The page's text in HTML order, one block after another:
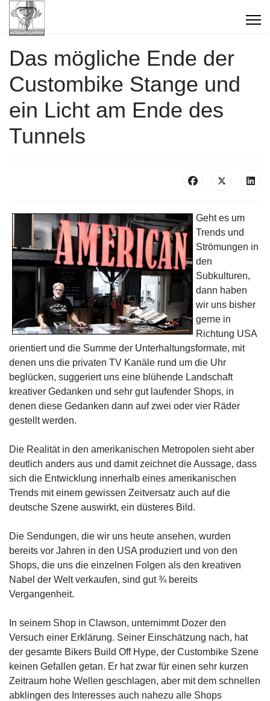
Das mögliche Ende der
Custombike Stange und
ein Licht am Ende des
Tunnels
Geht es um
Trends und
Strömungen in
den
Subkulturen,
dann haben
wir uns bisher
gerne in
Richtung USA
orientiert und die Summe der Unterhaltungsformate, mit
denen uns die privaten TV Kanäle rund um die Uhr
beglücken, suggeriert uns eine blühende Landschaft
kreativer Gedanken und sehr gut laufender Shops, in
denen diese Gedanken dann auf zwei oder vier Räder
gestellt werden.
Die Realität in den amerikanischen Metropolen sieht aber
deutlich anders aus und damit zeichnet die Aussage, dass
sich die Entwicklung innerhalb eines amerikanischen
Trends mit einem gewissen Zeitversatz auch auf die
deutsche Szene auswirkt, ein düsteres Bild.
Die Sendungen, die wir uns heute ansehen, wurden
bereits vor Jahren in den USA produziert und von den
Shops, die uns die einzelnen Folgen als den kreativen
Nabel der Welt verkaufen, sind gut ¾ bereits
Vergangenheit.
In seinem Shop in Clawson, unternimmt Dozer den
Versuch einer Erklärung. Seiner Einschätzung nach, hat
der gesamte Bikers Build Off Hype, der Custombike Szene
keinen Gefallen getan. Er hat zwar für einen sehr kurzen
Zeitraum hohe Wellen geschlagen, aber mit dem schnellen
abklingen des Interesses auch nahezu alle Shops